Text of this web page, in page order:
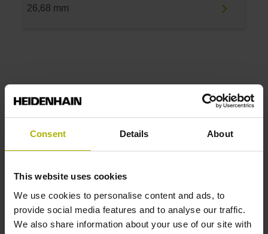
Consent Details About
This website uses cookies
We use cookies to personalise content and ads, to
provide social media features and to analyse our traffic.
We also share information about your use of our site with
26,68 mm